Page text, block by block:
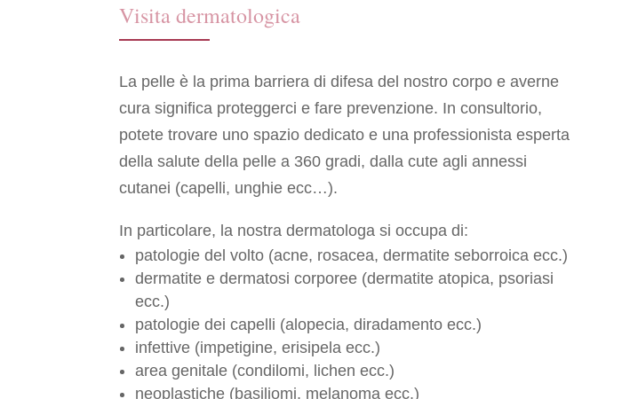
Visita dermatologica
La pelle è la prima barriera di difesa del nostro corpo e averne
cura significa proteggerci e fare prevenzione. In consultorio,
potete trovare uno spazio dedicato e una professionista esperta
della salute della pelle a 360 gradi, dalla cute agli annessi
cutanei (capelli, unghie ecc…).
In particolare, la nostra dermatologa si occupa di:
patologie del volto (acne, rosacea, dermatite seborroica ecc.)
dermatite e dermatosi corporee (dermatite atopica, psoriasi
ecc.)
patologie dei capelli (alopecia, diradamento ecc.)
infettive (impetigine, erisipela ecc.)
area genitale (condilomi, lichen ecc.)
neoplastiche (basiliomi, melanoma ecc.)